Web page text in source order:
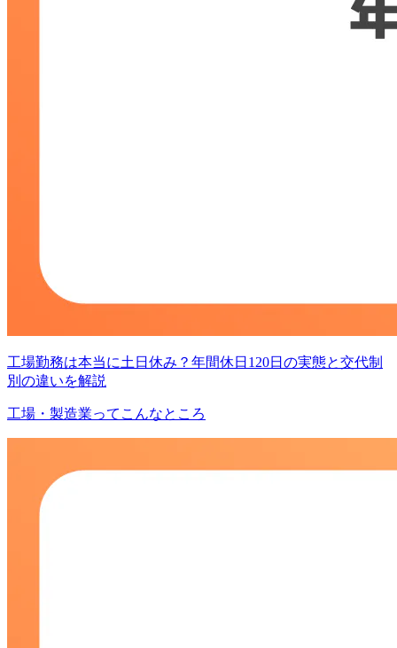
工場勤務は本当に土日休み？年間休日120日の実態と交代制
別の違いを解説
工場・製造業ってこんなところ